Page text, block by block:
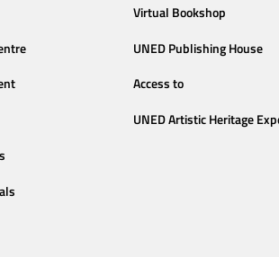
Virtual Bookshop
UNED Publishing House
Access to
UNED Artistic Heritage